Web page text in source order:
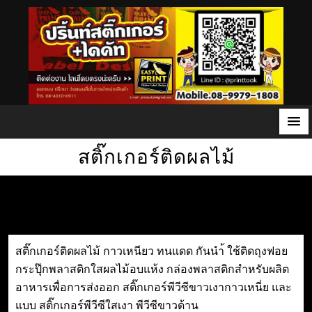
สติ๊กเกอร์ติดผลไม้
สติ๊กเกอร์ติดผลไม้ กาวเหนียว ทนแดด กันนำ้ ใช้ติดถุงฟอย
กระปุ๊กพลาสติกใสผลไม้อบแห้ง กล่องพลาสติกสำหรับผลิต
อาหารเพื่อการส่งออก สติ๊กเกอร์พีวีซีขาวเงากาวเหนี่ย และ
แบบ สติ๊กเกอร์พีวีซีใสเงา พีวีซีขาวด้าน